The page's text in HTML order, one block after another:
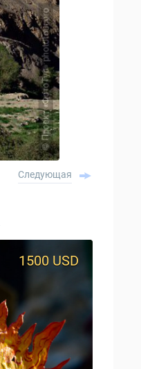
Следующая
950 USD
1500 USD